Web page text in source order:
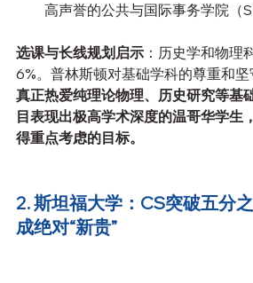
高声誉的公共与国际事务学院（
选课与长线规划启示 ：历史学和物理
6%。普林斯顿对基础学科的尊重和坚
真正热爱纯理论物理、历史研究等基
目表现出极高学术深度的温哥华学生
得重点考虑的目标。
2. 斯坦福大学：CS突破五分
成绝对“新贵”